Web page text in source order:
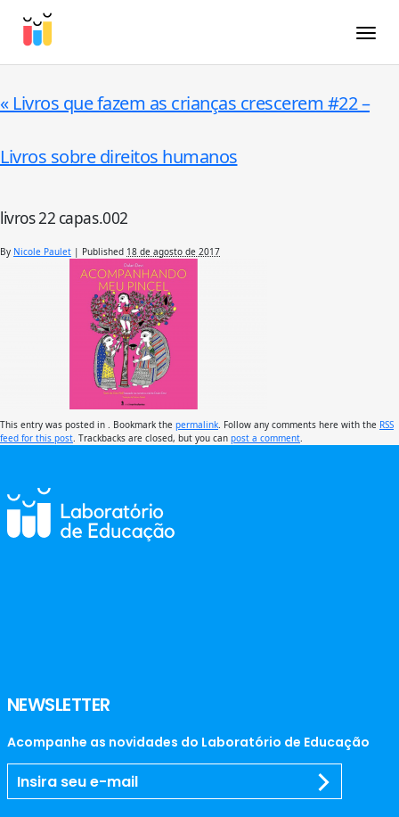
« Livros que fazem as crianças crescerem #22 –
Livros sobre direitos humanos
livros 22 capas.002
By Nicole Paulet | Published 18 de agosto de 2017
This entry was posted in . Bookmark the permalink . Follow any comments here with the RSS
feed for this post . Trackbacks are closed, but you can post a comment
NEWSLETTER
Acompanhe as novidades do Laboratório de Educação